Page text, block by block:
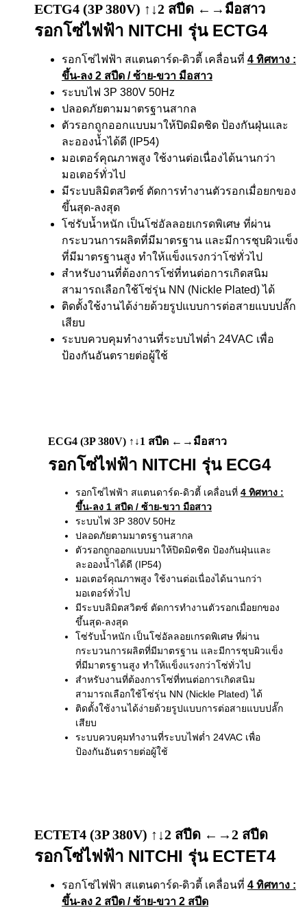
ECTG4 (3P 380V) ↑↓2 สปีด ←→มือสาว
รอกโซ่ไฟฟ้า NITCHI รุ่น ECTG4
รอกโซ่ไฟฟ้า สแตนดาร์ด-ดิวตี้ เคลื่อนที่ 4 ทิศทาง :
ขึ้น-ลง 2 สปีด / ซ้าย-ขวา มือสาว
ระบบไฟ 3P 380V 50Hz
ปลอดภัยตามมาตรฐานสากล
ตัวรอกถูกออกแบบมาให้ปิดมิดชิด ป้องกันฝุ่นและ
ละอองน้ำได้ดี (IP54)
มอเตอร์คุณภาพสูง ใช้งานต่อเนื่องได้นานกว่า
มอเตอร์ทั่วไป
มีระบบลิมิตสวิตซ์ ตัดการทำงานตัวรอกเมื่อยกของ
ขึ้นสุด-ลงสุด
โซ่รับน้ำหนัก เป็นโซ่อัลลอยเกรดพิเศษ ที่ผ่าน
กระบวนการผลิตที่มีมาตรฐาน และมีการชุบผิวแข็ง
ที่มีมาตรฐานสูง ทำให้แข็งแรงกว่าโซ่ทั่วไป
สำหรับงานที่ต้องการโซ่ที่ทนต่อการเกิดสนิม
สามารถเลือกใช้โซ่รุ่น NN (Nickle Plated) ได้
ติดตั้งใช้งานได้ง่ายด้วยรูปแบบการต่อสายแบบปลั๊ก
เสียบ
ระบบควบคุมทำงานที่ระบบไฟต่ำ 24VAC เพื่อ
ป้องกันอันตรายต่อผู้ใช้
ECG4 (3P 380V) ↑↓1 สปีด ←→มือสาว
รอกโซ่ไฟฟ้า NITCHI รุ่น ECG4
รอกโซ่ไฟฟ้า สแตนดาร์ด-ดิวตี้ เคลื่อนที่ 4 ทิศทาง :
ขึ้น-ลง 1 สปีด / ซ้าย-ขวา มือสาว
ระบบไฟ 3P 380V 50Hz
ปลอดภัยตามมาตรฐานสากล
ตัวรอกถูกออกแบบมาให้ปิดมิดชิด ป้องกันฝุ่นและ
ละอองน้ำได้ดี (IP54)
มอเตอร์คุณภาพสูง ใช้งานต่อเนื่องได้นานกว่า
มอเตอร์ทั่วไป
มีระบบลิมิตสวิตซ์ ตัดการทำงานตัวรอกเมื่อยกของ
ขึ้นสุด-ลงสุด
โซ่รับน้ำหนัก เป็นโซ่อัลลอยเกรดพิเศษ ที่ผ่าน
กระบวนการผลิตที่มีมาตรฐาน และมีการชุบผิวแข็ง
ที่มีมาตรฐานสูง ทำให้แข็งแรงกว่าโซ่ทั่วไป
สำหรับงานที่ต้องการโซ่ที่ทนต่อการเกิดสนิม
สามารถเลือกใช้โซ่รุ่น NN (Nickle Plated) ได้
ติดตั้งใช้งานได้ง่ายด้วยรูปแบบการต่อสายแบบปลั๊ก
เสียบ
ระบบควบคุมทำงานที่ระบบไฟต่ำ 24VAC เพื่อ
ป้องกันอันตรายต่อผู้ใช้
ECTET4 (3P 380V) ↑↓2 สปีด ←→2 สปีด
รอกโซ่ไฟฟ้า NITCHI รุ่น ECTET4
รอกโซ่ไฟฟ้า สแตนดาร์ด-ดิวตี้ เคลื่อนที่ 4 ทิศทาง :
ขึ้น-ลง 2 สปีด / ซ้าย-ขวา 2 สปีด